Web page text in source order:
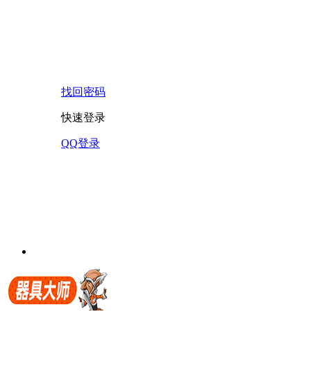
找回密码
快速登录
QQ登录